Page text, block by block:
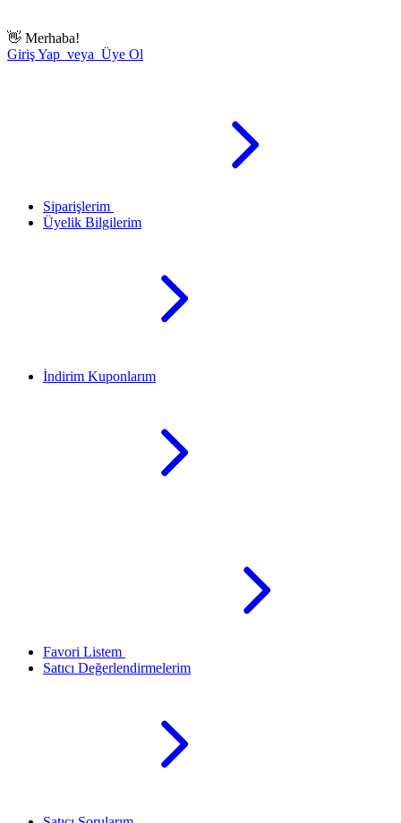
👋 Merhaba!
Giriş Yap veya Üye Ol
Siparişlerim
Üyelik Bilgilerim
İndirim Kuponlarım
Favori Listem
Satıcı Değerlendirmelerim